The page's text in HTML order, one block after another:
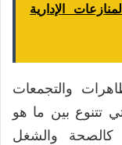
الإدارية
والتجمعات
تتنوع بين ما هو
كالصحة والشغل